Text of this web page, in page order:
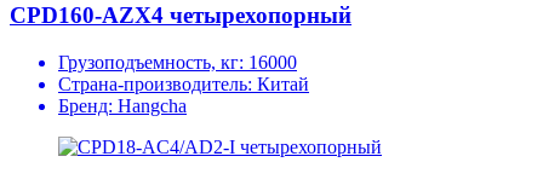
CPD160-AZX4 четырехопорный
Грузоподъемность, кг: 16000
Страна-производитель: Китай
Бренд: Hangcha